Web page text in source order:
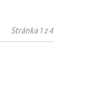
Stránka 1 z 4